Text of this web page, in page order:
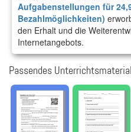
Aufgabenstellungen für
Bezahlmöglichkeiten)
den Erhalt und die
Internetangebots.
Passendes